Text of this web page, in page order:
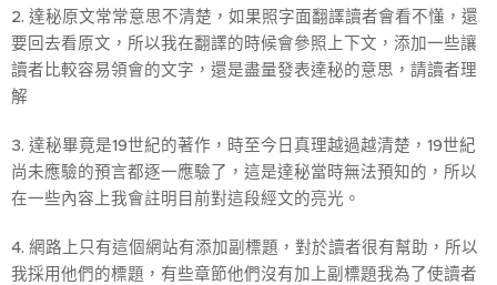
2. 達秘原文常常意思不清楚，如果照字面翻譯讀者會看不懂，還
要回去看原文，所以我在翻譯的時候會參照上下文，添加一些讓
讀者比較容易領會的文字，還是盡量發表達秘的意思，請讀者理
解
3. 達秘畢竟是19世紀的著作，時至今日真理越過越清楚，19世紀
尚未應驗的預言都逐一應驗了，這是達秘當時無法預知的，所以
在一些內容上我會註明目前對這段經文的亮光。
4. 網路上只有這個網站有添加副標題，對於讀者很有幫助，所以
我採用他們的標題，有些章節他們沒有加上副標題我為了使讀者